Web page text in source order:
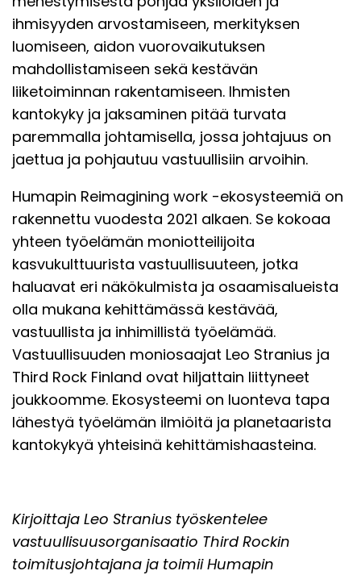
ihmisyyden arvostamiseen, merkityksen
luomiseen, aidon vuorovaikutuksen
mahdollistamiseen sekä kestävän
liiketoiminnan rakentamiseen. Ihmisten
kantokyky ja jaksaminen pitää turvata
paremmalla johtamisella, jossa johtajuus on
jaettua ja pohjautuu vastuullisiin arvoihin.
Humapin Reimagining work -ekosysteemiä on
rakennettu vuodesta 2021 alkaen. Se kokoaa
yhteen työelämän moniotteilijoita
kasvukulttuurista vastuullisuuteen, jotka
haluavat eri näkökulmista ja osaamisalueista
olla mukana kehittämässä kestävää,
vastuullista ja inhimillistä työelämää.
Vastuullisuuden moniosaajat Leo Stranius ja
Third Rock Finland ovat hiljattain liittyneet
joukkoomme. Ekosysteemi on luonteva tapa
lähestyä työelämän ilmiöitä ja planetaarista
kantokykyä yhteisinä kehittämishaasteina.
Kirjoittaja Leo Stranius työskentelee
vastuullisuusorganisaatio Third Rockin
toimitusjohtajana ja toimii Humapin